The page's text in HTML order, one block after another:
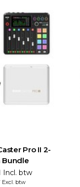
Pro II 2-
Bundle
Incl. btw
Excl. btw